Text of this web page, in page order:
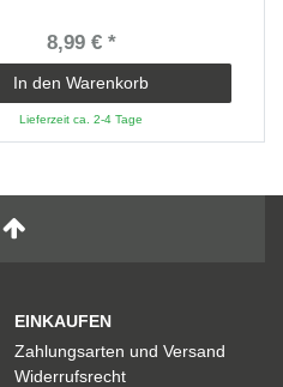
8,99 € *
In den Warenkorb
Lieferzeit ca. 2-4 Tage
EINKAUFEN
Zahlungsarten und Versand
Widerrufsrecht